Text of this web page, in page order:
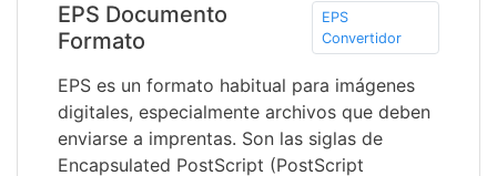
EPS Documento
Formato
EPS
Convertidor
EPS es un formato habitual para imágenes
digitales, especialmente archivos que deben
enviarse a imprentas. Son las siglas de
Encapsulated PostScript (PostScript